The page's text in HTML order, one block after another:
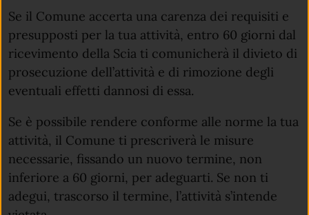
Se il Comune accerta una carenza dei requisiti e
presupposti per la tua attività, entro 60 giorni dal
ricevimento della Scia ti comunicherà il divieto di
prosecuzione dell’attività e di rimozione degli
eventuali effetti dannosi di essa.
Se è possibile rendere conforme alle norme la tua
attività, il Comune ti prescriverà le misure
necessarie, fissando un nuovo termine, non
inferiore a 60 giorni, per adeguarti. Se non ti
adegui, trascorso il termine, l’attività s’intende